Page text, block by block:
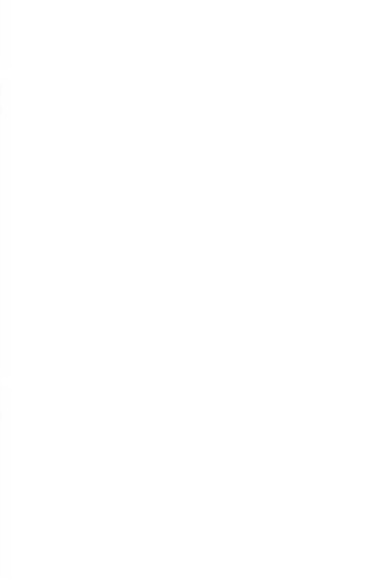
aos favoritos
aos favoritos